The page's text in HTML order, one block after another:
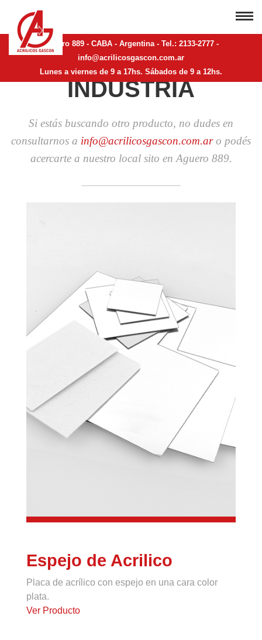
Aguero 889 - CABA - Argentina - Tel.: 2133-2777 -
info@acrilicosgascon.com.ar
Lunes a viernes de 9 a 17hs. Sábados de 9 a 12hs.
PRODUCTOS DE
INDUSTRIA
Si estás buscando otro producto, no dudes en
consultarnos a info@acrilicosgascon.com.aro podés
acercarte a nuestro local sito en Aguero 889.
Espejo de Acrilico
Placa de acrílico con espejo en una cara color
plata.
Ver Producto